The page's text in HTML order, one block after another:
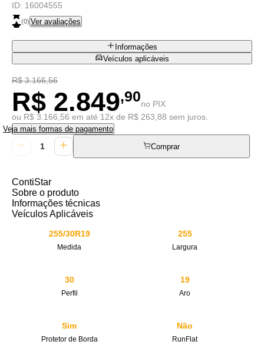
ID: 16004555
(0) Ver avaliações
Informações
Veículos aplicáveis
R$ 3.166,56
R$ 2.849,90no PIX
ou R$ 3.166,56 em até 12x de R$ 263,88 sem juros.
Veja mais formas de pagamento
Comprar
ContiStar
Sobre o produto
Informações técnicas
Veículos Aplicáveis
255/30R19
Medida
255
Largura
30
Perfil
19
Aro
Sim
Protetor de Borda
Não
RunFlat